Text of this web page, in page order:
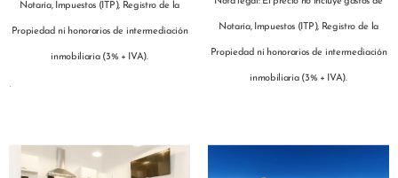
Notaría, Impuestos (ITP), Registro de la
Propiedad ni honorarios de intermediación
inmobiliaria (3% + IVA).
.
Notaría, Impuestos (ITP), Registro de la
Propiedad ni honorarios de intermediación
inmobiliaria (3% + IVA).